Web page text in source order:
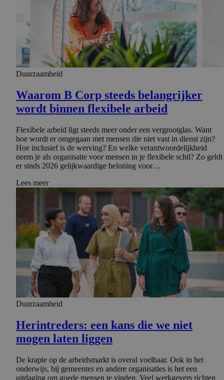
Duurzaamheid
Waarom B Corp steeds belangrijker
wordt binnen flexibele arbeid
Flexibele arbeid ligt steeds meer onder een vergrootglas. Want
hoe wordt er omgegaan met mensen die niet vast in dienst zijn?
Hoe inclusief is de werving? En welke verantwoordelijkheid
neem je als organisatie voor mensen in je flexibele schil? Zo geldt
er sinds 2026 gelijkwaardige beloning voor…
Lees meer
Duurzaamheid
Herintre­ders: een kans die we niet
mogen laten liggen
De krapte op de arbeidsmarkt is overal voelbaar. Ook in het
onderwijs, bij gemeentes en andere organisaties is het een
uitdaging om goede mensen te vinden. Veel werkgevers richten